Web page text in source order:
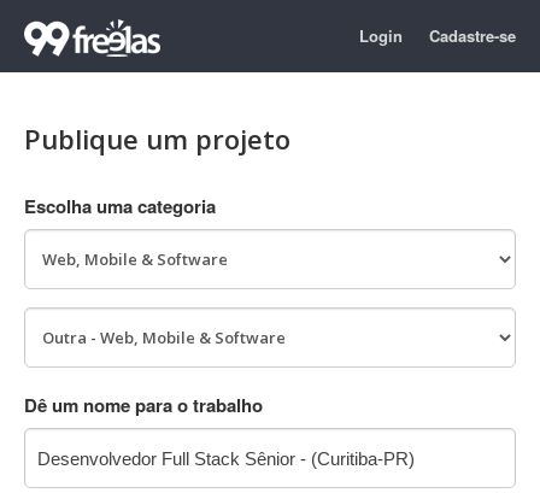
Login Cadastre-se
Publique um projeto
Escolha uma categoria
Dê um nome para o trabalho